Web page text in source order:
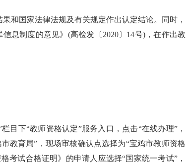
和国家法律法规及有关规定作出认定结论。同时，
息制度的意见》(高检发〔2020〕14号)，在作出教
目下“教师资格认定”服务入口，点击“在线办理”，
教育局”，现场审核确认点选择为“宝鸡市教师资格
考试合格证明》的申请人应选择“国家统一考试”，